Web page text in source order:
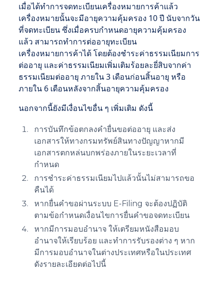
เมื่อได้ทำการจดทะเบียนเครื่องหมายการค้าแล้ว
เครื่องหมายนั้นจะมีอายุความคุ้มครอง 10 ปี นับจากวัน
ที่จดทะเบียน ซึ่งเมื่อครบกำหนดอายุความคุ้มครอง
แล้ว สามารถทำการต่ออายุทะเบียน
เครื่องหมายการค้าได้ โดยต้องชำระค่าธรรมเนียมการ
ต่ออายุ และค่าธรรมเนียมเพิ่มเติมร้อยละยี่สิบจากค่า
ธรรมเนียมต่ออายุ ภายใน 3 เดือนก่อนสิ้นอายุ หรือ
ภายใน 6 เดือนหลังจากสิ้นอายุความคุ้มครอง
นอกจากนี้ยังมีเงื่อนไขอื่น ๆ เพิ่มเติม ดังนี้
การบันทึกข้อตกลงคำยื่นขอต่ออายุ และส่ง
เอกสารให้ทางกรมทรัพย์สินทางปัญญาหากมี
เอกสารตกหล่นบกพร่องภายในระยะเวลาที่
กำหนด
การชำระค่าธรรมเนียมไปแล้วนั้นไม่สามารถขอ
คืนได้
หากยื่นคำขอผ่านระบบ E-Filing จะต้องปฏิบัติ
ตามข้อกำหนดเงื่อนไขการยื่นคำขอจดทะเบียน
หากมีการมอบอำนาจ ให้เตรียมหนังสือมอบ
อำนาจให้เรียบร้อย และทำการรับรองต่าง ๆ หาก
มีการมอบอำนาจในต่างประเทศหรือในประเทศ
ดังรายละเอียดต่อไปนี้